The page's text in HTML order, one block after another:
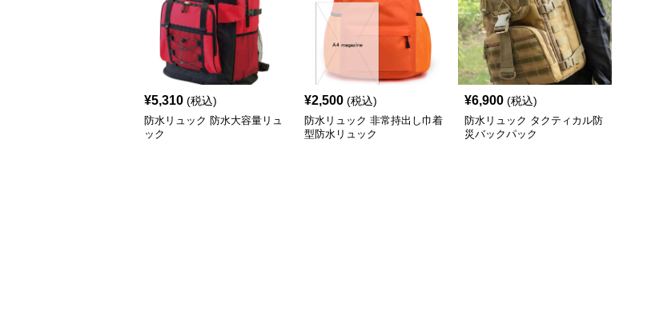
¥5,310 (税込)
防水リュック 防水大容量リュ
ック
¥2,500 (税込)
防水リュック 非常持出し巾着
型防水リュック
¥6,900 (税込)
防水リュック タクティカル防
災バックパック